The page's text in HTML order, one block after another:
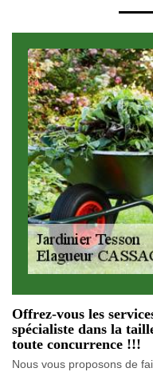
Offrez-vous les
spécialiste dans la
toute concurrence !!!
Nous vous proposons de